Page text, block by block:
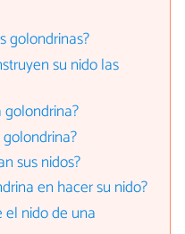
golondrinas?
su nido las
sus nidos?
en hacer su nido?
el nido de una